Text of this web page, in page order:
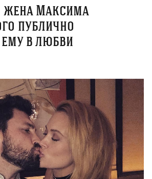
жена Максима
публично
в любви